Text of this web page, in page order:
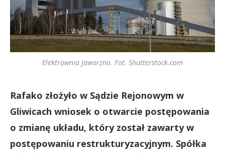
Elektrownia Jaworzno. Fot. Shutterstock.com
Rafako złożyło w Sądzie Rejonowym w
Gliwicach wniosek o otwarcie postępowania
o zmianę układu, który został zawarty w
postępowaniu restrukturyzacyjnym. Spółka